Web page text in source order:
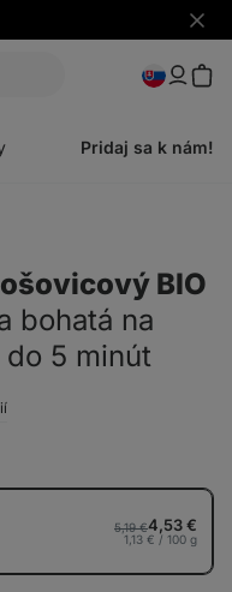
Skryť
Pridaj sa k nám!
BIO
bohatá na
5 minút
5,19 €4,53 €
1,13 € / 100 g